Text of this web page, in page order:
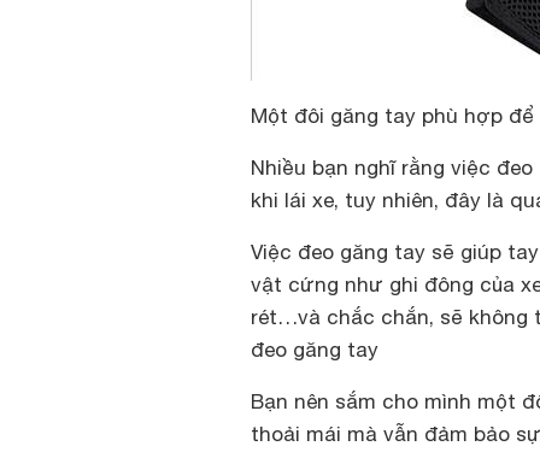
Một đôi găng tay phù hợp để
Nhiều bạn nghĩ rằng việc
khi lái xe, tuy nhiên, đây là
Việc đeo găng tay sẽ giúp
vật cứng như ghi đông của
rét…và chắc chắn, sẽ không
đeo găng tay
Bạn nên sắm cho mình một
thoải mái mà vẫn đảm bảo